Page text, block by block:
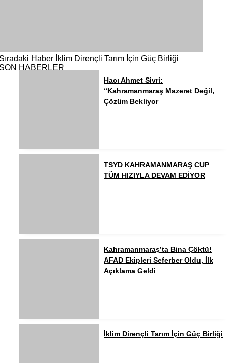
Haber İklim Dirençli Tarım İçin Güç Birliği
HABERLER
Hacı Ahmet Sivri:
“Kahramanmaraş Mazeret Değil,
Çözüm Bekliyor
TSYD KAHRAMANMARAŞ CUP
TÜM HIZIYLA DEVAM EDİYOR
Kahramanmaraş’ta Bina Çöktü!
AFAD Ekipleri Seferber Oldu, İlk
Açıklama Geldi
İklim Dirençli Tarım İçin Güç Birliği